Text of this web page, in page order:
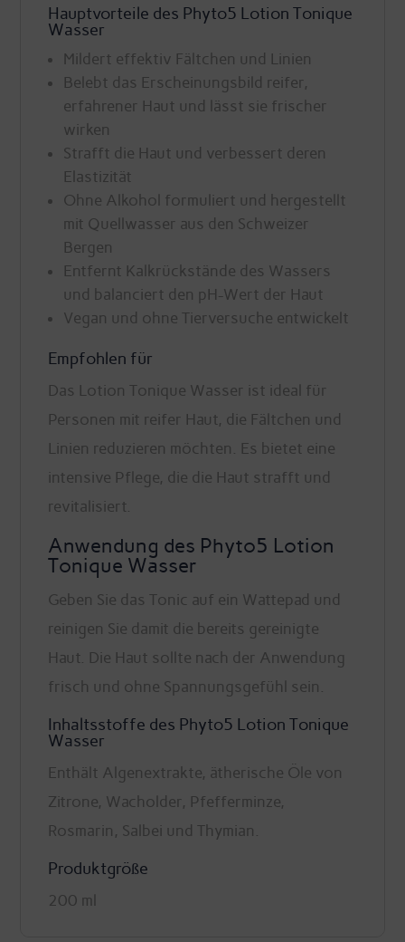
Hauptvorteile des Phyto5 Lotion Tonique
Wasser
Mildert effektiv Fältchen und Linien
Belebt das Erscheinungsbild reifer,
erfahrener Haut und lässt sie frischer
wirken
Strafft die Haut und verbessert deren
Elastizität
Ohne Alkohol formuliert und hergestellt
mit Quellwasser aus den Schweizer
Bergen
Entfernt Kalkrückstände des Wassers
und balanciert den pH-Wert der Haut
Vegan und ohne Tierversuche entwickelt
Empfohlen für
Das Lotion Tonique Wasser ist ideal für
Personen mit reifer Haut, die Fältchen und
Linien reduzieren möchten. Es bietet eine
intensive Pflege, die die Haut strafft und
revitalisiert.
Anwendung des Phyto5 Lotion
Tonique Wasser
Geben Sie das Tonic auf ein Wattepad und
reinigen Sie damit die bereits gereinigte
Haut. Die Haut sollte nach der Anwendung
frisch und ohne Spannungsgefühl sein.
Inhaltsstoffe des Phyto5 Lotion Tonique
Wasser
Enthält Algenextrakte, ätherische Öle von
Zitrone, Wacholder, Pfefferminze,
Rosmarin, Salbei und Thymian.
Produktgröße
200 ml